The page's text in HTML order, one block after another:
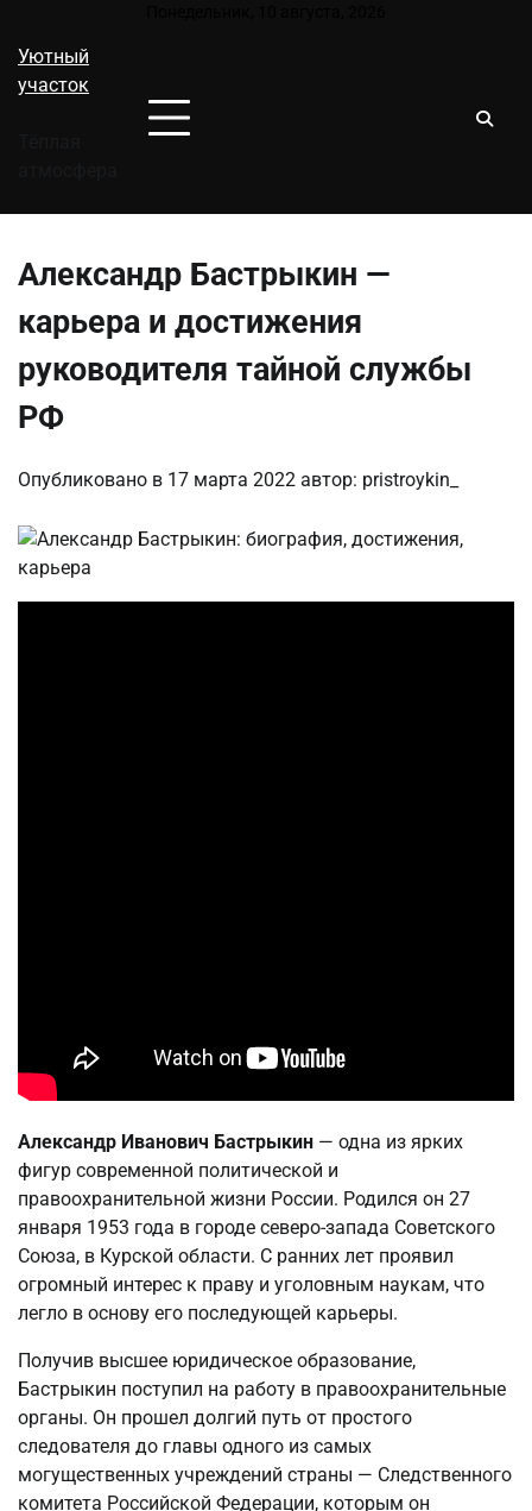
содержимому
Уютный
участок
Александр Бастрыкин —
карьера и достижения
руководителя тайной службы
РФ
Опубликовано в 17 марта 2022 автор: pristroykin_
Александр Иванович Бастрыкин — одна из ярких
фигур современной политической и
правоохранительной жизни России. Родился он 27
января 1953 года в городе северо-запада Советского
Союза, в Курской области. С ранних лет проявил
огромный интерес к праву и уголовным наукам, что
легло в основу его последующей карьеры.
Получив высшее юридическое образование,
Бастрыкин поступил на работу в правоохранительные
органы. Он прошел долгий путь от простого
следователя до главы одного из самых
могущественных учреждений страны — Следственного
комитета Российской Федерации, которым он